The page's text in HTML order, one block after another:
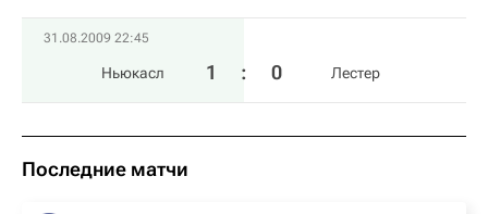
31.08.2009 22:45
Ньюкасл 1 : 0 Лестер
Последние матчи